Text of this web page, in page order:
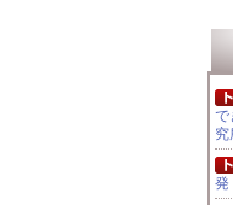
で
発